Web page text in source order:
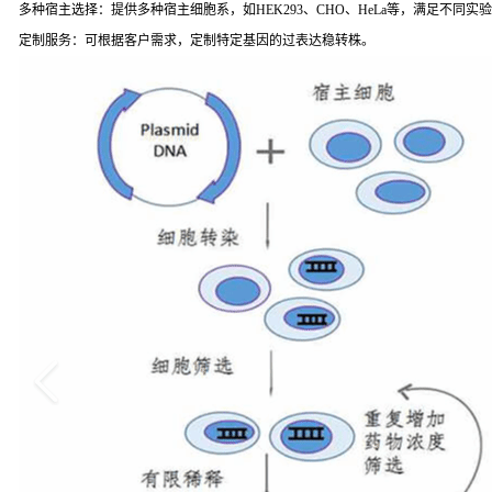
多种宿主选择：提供多种宿主细胞系，如HEK293、CHO、HeLa等，满足不同实
定制服务：可根据客户需求，定制特定基因的过表达稳转株。